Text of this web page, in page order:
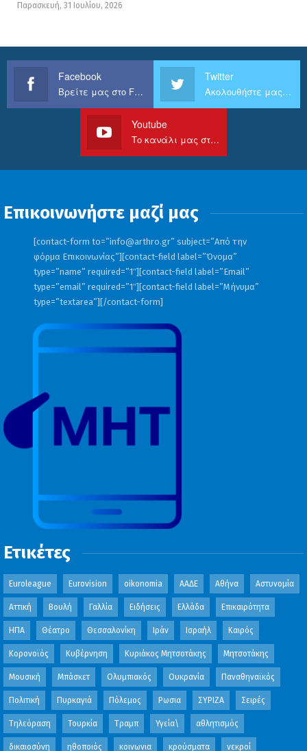
Παρασκευή, 31 Ιουλίου, 2026
Facebook
Βρείτε μας στο Facebook
Twitter
Ακολουθήστε μας στο Twitter
Youtube
Το κανάλι μας στο Youtube
Επικοινωνήστε μαζί μας
[contact-form to=”info@arthro.gr” subject=”Από την
φόρμα Επικοινωνίας”][contact-field label=”Όνομα”
type=”name” required=”1″][contact-field label=”Email”
type=”email” required=”1″][contact-field label=”Μήνυμα”
type=”textarea”][/contact-form]
Ετικέτες
Euroleague Eurovision oikonomia ΑΑΔΕ Αθήνα Αστυνομία
Αττική Βουλή Γαλλία Ειδήσεις Ελλάδα Επικαιρότητα
ΗΠΑ Θέατρο Θεσσαλονίκη Ιράν Ισραήλ Καιρός
Κορονοϊός Κυβέρνηση Κυριάκος Μητσοτάκης Μητσοτάκης
Μουσική Μπάσκετ Ολυμπιακός Ουκρανία Παναθηναϊκός
Πολιτική Πυρκαγιά Πόλεμος Ρωσια ΣΥΡΙΖΑ Σειρές
Τηλεόραση Τουρκία Τραμπ Υγεία\ αθλητισμός
δικαιοσύνη ηθοποιός κοινωνια κρούσματα νεκροί